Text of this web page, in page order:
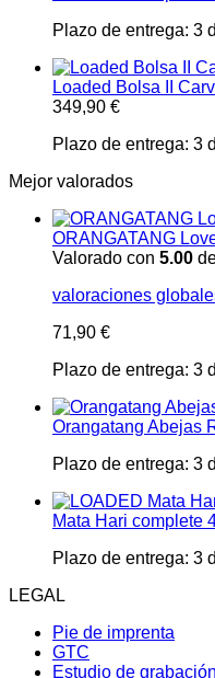
Plazo de entrega: 3
Loaded Bolsa II
349,90 €
Plazo de entrega: 3
Mejor valorados
ORANGATANG
Valorado con 5.00
valoraciones
71,90 €
Plazo de entrega: 3
Orangatang Abejas
Plazo de entrega: 3
Mata Hari complete
Plazo de entrega: 3
LEGAL
Pie de imprenta
GTC
Estudio de